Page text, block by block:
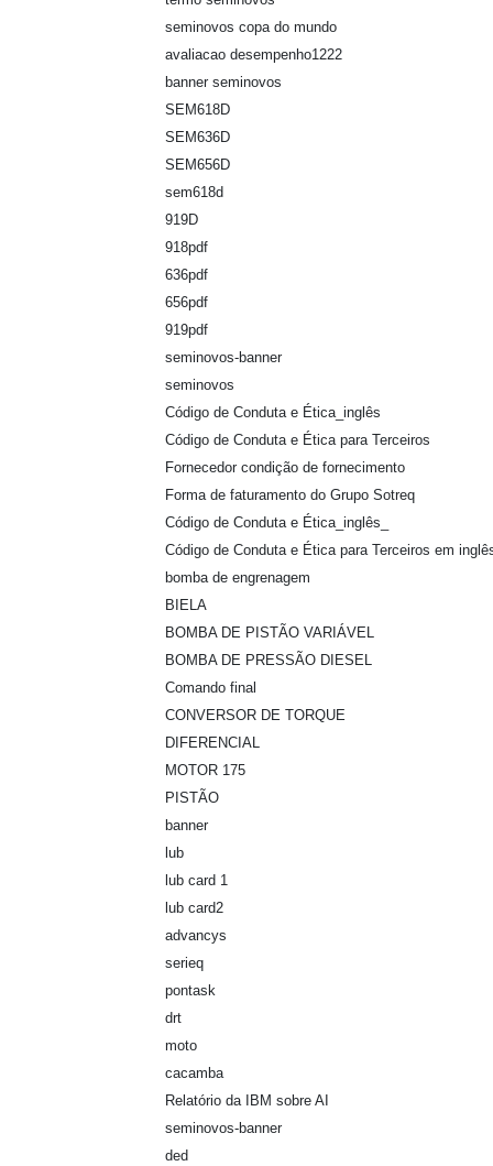
seminovos copa do mundo
avaliacao desempenho1222
banner seminovos
SEM618D
SEM636D
SEM656D
sem618d
919D
918pdf
636pdf
656pdf
919pdf
seminovos-banner
seminovos
Código de Conduta e Ética_inglês
Código de Conduta e Ética para Terceiros
Fornecedor condição de fornecimento
Forma de faturamento do Grupo Sotreq
Código de Conduta e Ética_inglês_
Código de Conduta e Ética para Terceiros em
bomba de engrenagem
BIELA
BOMBA DE PISTÃO VARIÁVEL
BOMBA DE PRESSÃO DIESEL
Comando final
CONVERSOR DE TORQUE
DIFERENCIAL
MOTOR 175
PISTÃO
banner
lub
lub card 1
lub card2
advancys
serieq
pontask
drt
moto
cacamba
Relatório da IBM sobre AI
seminovos-banner
ded